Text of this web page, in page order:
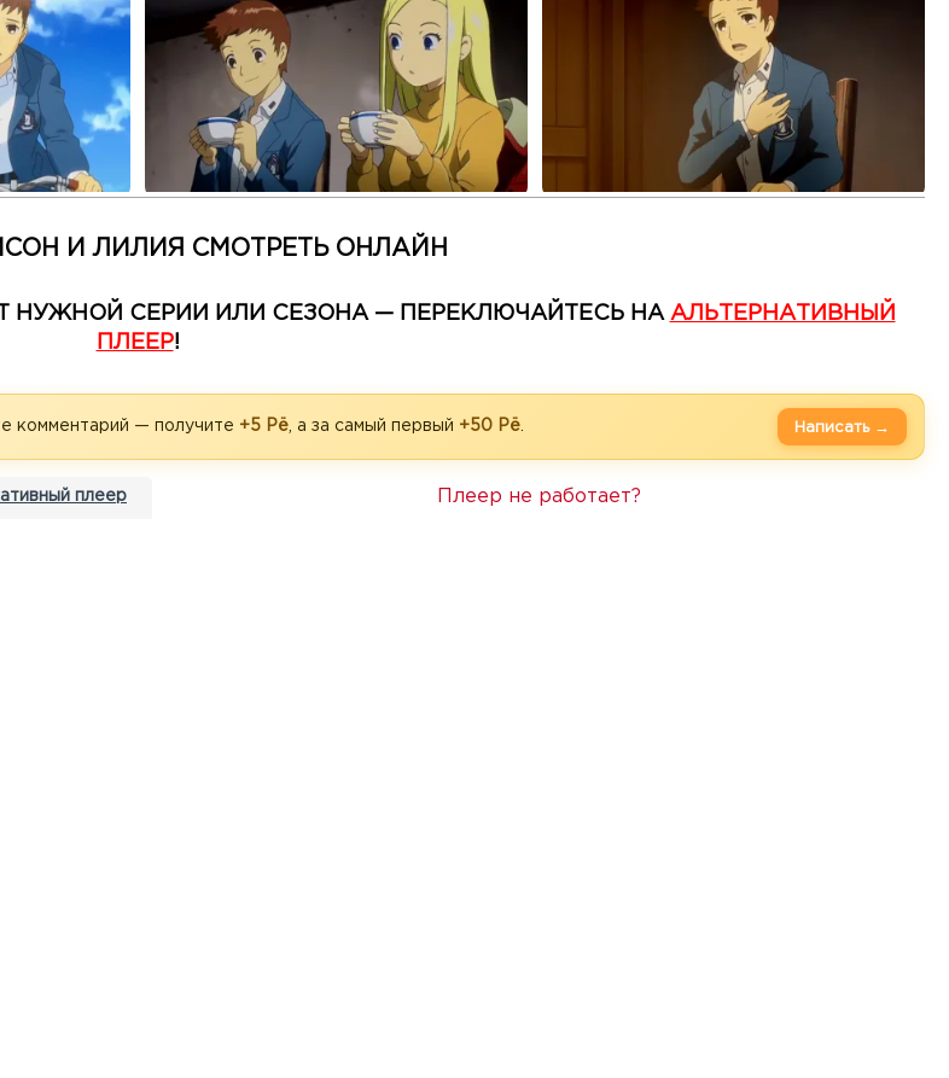
И ЛИЛИЯ СМОТРЕТЬ ОНЛАЙН
НУЖНОЙ СЕРИИ ИЛИ СЕЗОНА — ПЕРЕКЛЮЧАЙТЕСЬ НА АЛЬТЕРНАТИВНЫЙ
ПЛЕЕР!
комментарий — получите +5 Рё , а за самый первый +50 Рё Написать →
плеер Плеер не работает?